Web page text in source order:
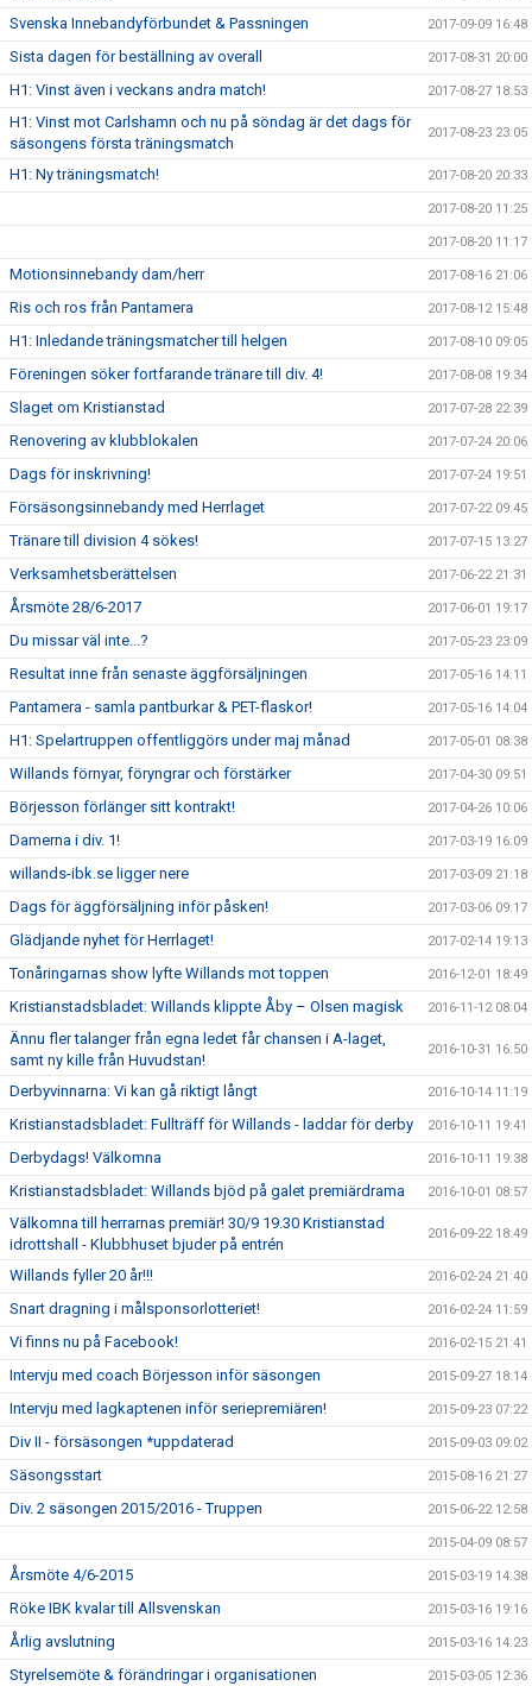
Svenska Innebandyförbundet & Passningen 2017-09-09 16:48
Sista dagen för beställning av overall 2017-08-31 20:00
H1: Vinst även i veckans andra match! 2017-08-27 18:53
H1: Vinst mot Carlshamn och nu på söndag är det dags för
säsongens första träningsmatch
2017-08-23 23:05
H1: Ny träningsmatch! 2017-08-20 20:33
2017-08-20 11:25
2017-08-20 11:17
Motionsinnebandy dam/herr 2017-08-16 21:06
Ris och ros från Pantamera 2017-08-12 15:48
H1: Inledande träningsmatcher till helgen 2017-08-10 09:05
Föreningen söker fortfarande tränare till div. 4! 2017-08-08 19:34
Slaget om Kristianstad 2017-07-28 22:39
Renovering av klubblokalen 2017-07-24 20:06
Dags för inskrivning! 2017-07-24 19:51
Försäsongsinnebandy med Herrlaget 2017-07-22 09:45
Tränare till division 4 sökes! 2017-07-15 13:27
Verksamhetsberättelsen 2017-06-22 21:31
Årsmöte 28/6-2017 2017-06-01 19:17
Du missar väl inte...? 2017-05-23 23:09
Resultat inne från senaste äggförsäljningen 2017-05-16 14:11
Pantamera - samla pantburkar & PET-flaskor! 2017-05-16 14:04
H1: Spelartruppen offentliggörs under maj månad 2017-05-01 08:38
Willands förnyar, föryngrar och förstärker 2017-04-30 09:51
Börjesson förlänger sitt kontrakt! 2017-04-26 10:06
Damerna i div. 1! 2017-03-19 16:09
willands-ibk.se ligger nere 2017-03-09 21:18
Dags för äggförsäljning inför påsken! 2017-03-06 09:17
Glädjande nyhet för Herrlaget! 2017-02-14 19:13
Tonåringarnas show lyfte Willands mot toppen 2016-12-01 18:49
Kristianstadsbladet: Willands klippte Åby – Olsen magisk 2016-11-12 08:04
Ännu fler talanger från egna ledet får chansen i A-laget,
samt ny kille från Huvudstan!
2016-10-31 16:50
Derbyvinnarna: Vi kan gå riktigt långt 2016-10-14 11:19
Kristianstadsbladet: Fullträff för Willands - laddar för derby 2016-10-11 19:41
Derbydags! Välkomna 2016-10-11 19:38
Kristianstadsbladet: Willands bjöd på galet premiärdrama 2016-10-01 08:57
Välkomna till herrarnas premiär! 30/9 19.30 Kristianstad
idrottshall - Klubbhuset bjuder på entrén
2016-09-22 18:49
Willands fyller 20 år!!! 2016-02-24 21:40
Snart dragning i målsponsorlotteriet! 2016-02-24 11:59
Vi finns nu på Facebook! 2016-02-15 21:41
Intervju med coach Börjesson inför säsongen 2015-09-27 18:14
Intervju med lagkaptenen inför seriepremiären! 2015-09-23 07:22
Div II - försäsongen *uppdaterad 2015-09-03 09:02
Säsongsstart 2015-08-16 21:27
Div. 2 säsongen 2015/2016 - Truppen 2015-06-22 12:58
2015-04-09 08:57
Årsmöte 4/6-2015 2015-03-19 14:38
Röke IBK kvalar till Allsvenskan 2015-03-16 19:16
Årlig avslutning 2015-03-16 14:23
Styrelsemöte & förändringar i organisationen 2015-03-05 12:36